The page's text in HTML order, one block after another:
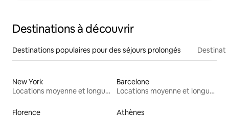
Destinations à découvrir
Destinations populaires pour des séjours prolongés
New York
Locations moyenne et longue durée
Barcelone
Locations moyenne et longue durée
Florence Athènes